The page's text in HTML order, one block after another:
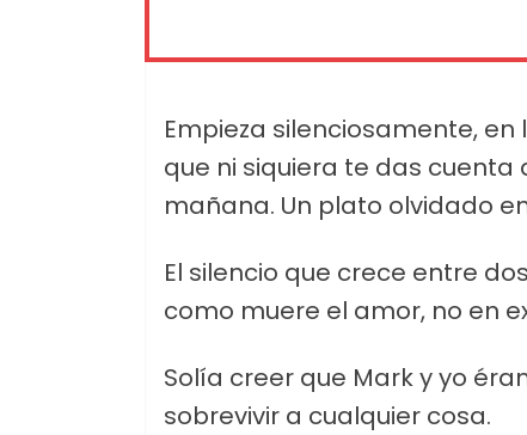
Empieza silenciosamente,
que ni siquiera te das cuenta
mañana. Un plato olvidado
El silencio que crece entre
como muere el amor, no en
Solía creer que Mark y yo
sobrevivir a cualquier cosa.